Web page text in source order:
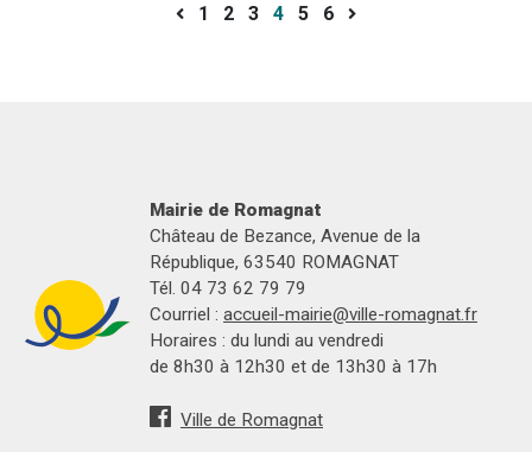
1 2 3 4 5 6
Mairie de Romagnat
Château de Bezance, Avenue de la
République, 63540 ROMAGNAT
Tél. 04 73 62 79 79
Courriel : accueil-mairie@ville-romagnat.fr
Horaires : du lundi au vendredi
de 8h30 à 12h30 et de 13h30 à 17h
Ville de Romagnat